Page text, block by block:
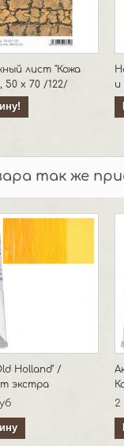
лист "Кожа
50 х 70 /122/
и
так же
Holland" /
экстра
2